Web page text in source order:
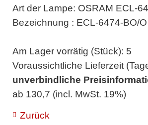
Art der Lampe: OSRAM ECL-
Bezeichnung : ECL-6474-BO/O
Am Lager vorrätig (Stück): 5
Voraussichtliche Lieferzeit
unverbindliche
ab 130,7 (incl. MwSt. 19%)
Zurück